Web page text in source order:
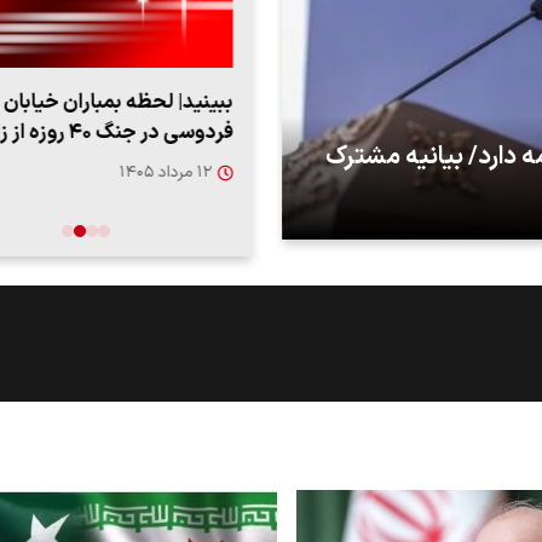
ایران /
از حد و حدود خودمان
می‌کنیم، اما به‌دنبال گسترش
نیس…
ببینید| لحظه بمباران خیابان
فردوسی در جنگ ۴۰
جدید
۱۲ مرداد ۱۴۰۵